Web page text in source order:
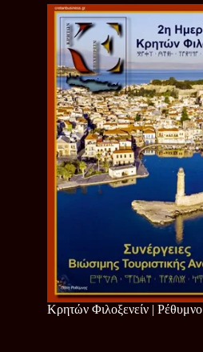
Κρητών Φιλοξενείν | Ρέθυμνο